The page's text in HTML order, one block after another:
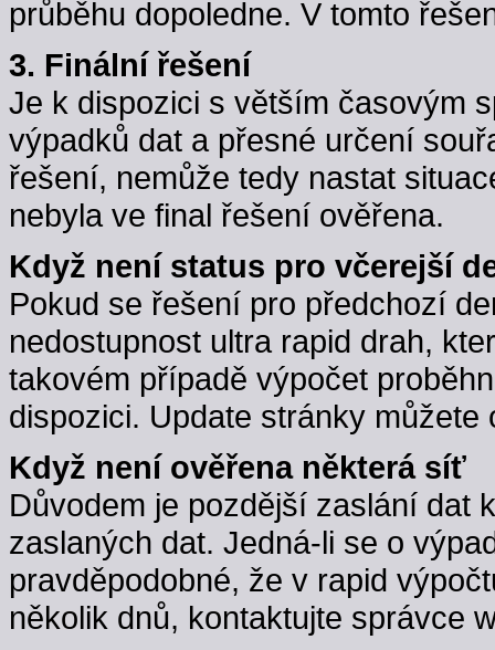
průběhu dopoledne. V tomto
3. Finální řešení
Je k dispozici s větším časovým
výpadků dat a přesné určení
řešení, nemůže tedy nastat
nebyla ve final řešení ověřena.
Když není status pro včerejší
Pokud se řešení pro předchozí
nedostupnost ultra rapid drah,
takovém případě výpočet
dispozici. Update stránky
Když není ověřena některá síť
Důvodem je pozdější zaslání dat
zaslaných dat. Jedná-li se o
pravděpodobné, že v rapid
několik dnů, kontaktujte správce